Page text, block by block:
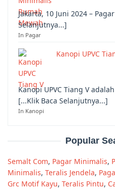
Jakarta, 10 Juni 2024 –
Selanjutnya...]
In Pagar
Kanopi UPVC
Kanopi UPVC Tiang V
[...Klik Baca Selanjutnya...]
In Kanopi
Popular
Semalt Com, Pagar Minimalis,
Minimalis, Teralis Jendela,
Grc Motif Kayu, Teralis Pintu,